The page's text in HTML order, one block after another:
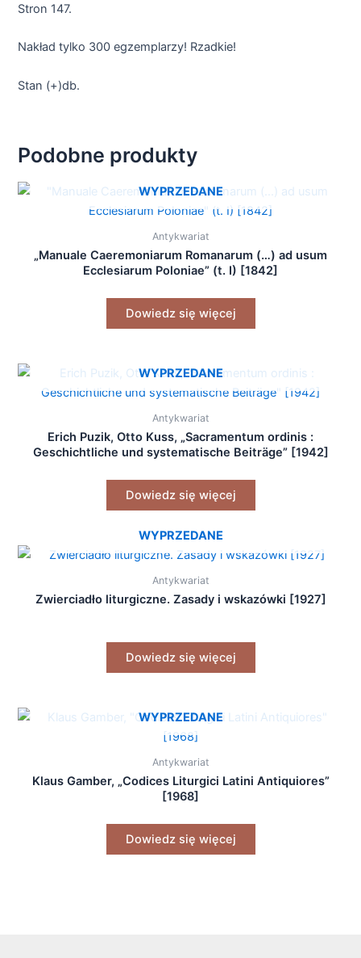
Stron 147.
Nakład tylko 300 egzemplarzy! Rzadkie!
Stan (+)db.
Podobne produkty
WYPRZEDANE
Antykwariat
„Manuale Caeremoniarum Romanarum (…) ad usum
Ecclesiarum Poloniae” (t. I) [1842]
Dowiedz się więcej
WYPRZEDANE
Antykwariat
Erich Puzik, Otto Kuss, „Sacramentum ordinis :
Geschichtliche und systematische Beiträge” [1942]
Dowiedz się więcej
WYPRZEDANE
Antykwariat
Zwierciadło liturgiczne. Zasady i wskazówki [1927]
Dowiedz się więcej
WYPRZEDANE
Antykwariat
Klaus Gamber, „Codices Liturgici Latini Antiquiores”
[1968]
Dowiedz się więcej